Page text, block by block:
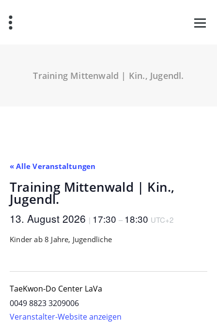
Inhalt
springen
Training Mittenwald | Kin., Jugendl.
« Alle Veranstaltungen
Training Mittenwald | Kin.,
Jugendl.
13. August 2026 | 17:30 – 18:30 UTC+2
Kinder ab 8 Jahre, Jugendliche
TaeKwon-Do Center LaVa
0049 8823 3209006
Veranstalter-Website anzeigen